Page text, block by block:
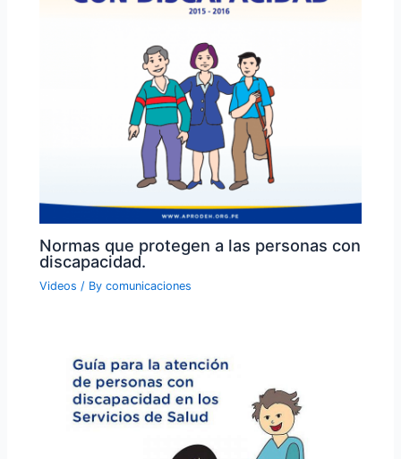
Normas que protegen a las personas con
discapacidad.
Videos / Bycomunicaciones